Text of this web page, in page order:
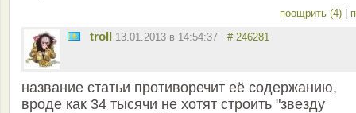
поощрить (4)
troll 13.01.2013 в 14:54:37 # 246281
название статьи противоречит её содержанию,
вроде как 34 тысячи не хотят строить "звезду